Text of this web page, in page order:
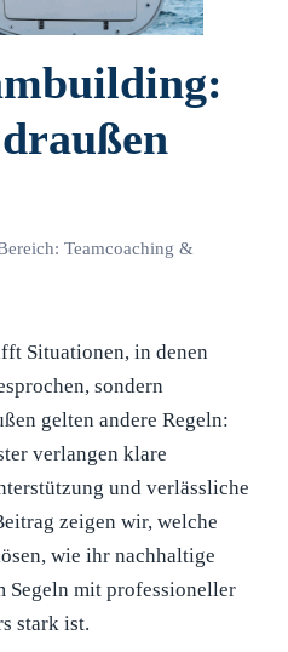
Teamcoaching &
Situationen, in denen
sondern
gelten andere Regeln:
verlangen klare
und verlässliche
zeigen wir, welche
wie ihr nachhaltige
Segeln mit professioneller
stark ist.